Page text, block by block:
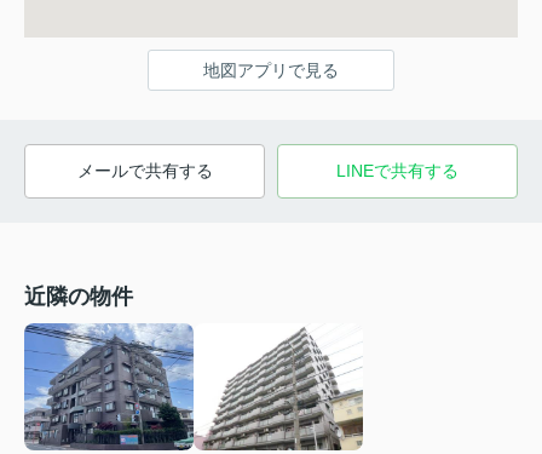
地図アプリで見る
メールで共有する LINEで共有する
近隣の物件